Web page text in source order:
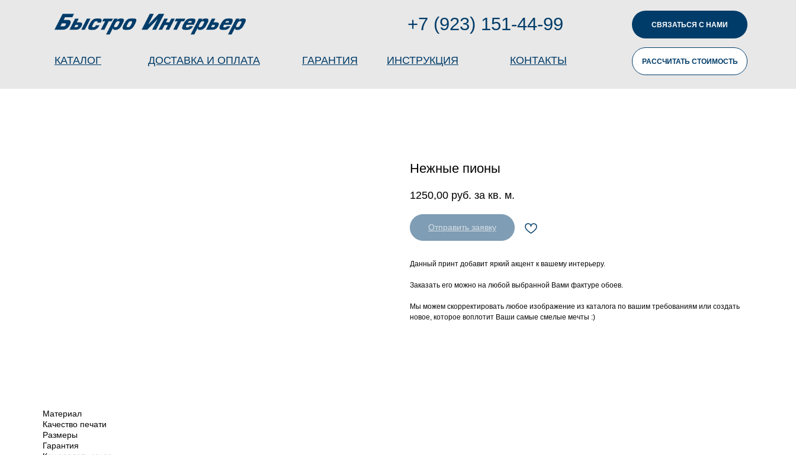
КАТАЛОГ ДОСТАВКА И ОПЛАТА ГАРАНТИЯ ИНСТРУКЦИЯ КОНТАКТЫ
СВЯЗАТЬСЯ С НАМИ
РАССЧИТАТЬ СТОИМОСТЬ
+7 (923) 151-44-99
Нежные пионы
1250,00 руб. за кв. м.
Отправить заявку
Данный принт добавит яркий акцент к вашему интерьеру.
Заказать его можно на любой выбранной Вами фактуре обоев.
Мы можем скорректировать любое изображение из каталога по вашим требованиям или создать
новое, которое воплотит Ваши самые смелые мечты :)
Материал
Качество печати
Размеры
Гарантия